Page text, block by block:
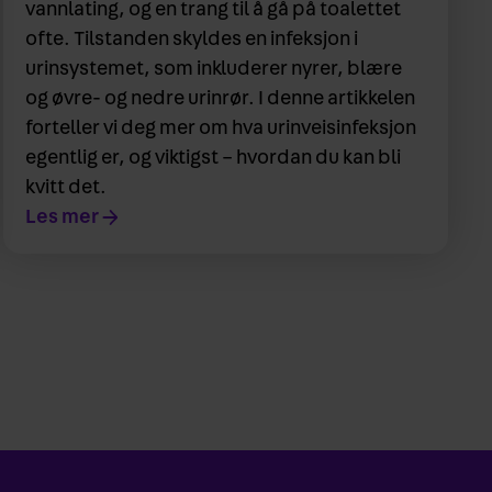
vannlating, og en trang til å gå på toalettet
ofte. Tilstanden skyldes en infeksjon i
urinsystemet, som inkluderer nyrer, blære
og øvre- og nedre urinrør. I denne artikkelen
forteller vi deg mer om hva urinveisinfeksjon
egentlig er, og viktigst – hvordan du kan bli
kvitt det.
Les mer